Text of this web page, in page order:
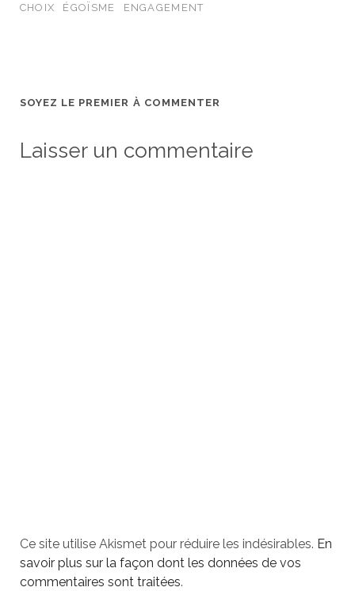
CHOIX
ÉGOÏSME ENGAGEMENT
SOYEZ LE PREMIER À COMMENTER
Laisser un commentaire
Ce site utilise Akismet pour réduire les indésirables. En
savoir plus sur la façon dont les données de vos
commentaires sont traitées.